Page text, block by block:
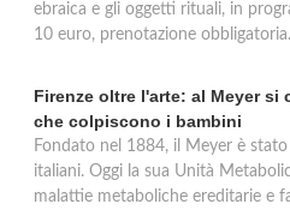
ebraica e gli oggetti rituali, in
10 euro, prenotazione obbligatoria.
Firenze oltre l'arte: al Meyer si
che colpiscono i bambini
Fondato nel 1884, il Meyer è
italiani. Oggi la sua Unità
malattie metaboliche ereditarie e